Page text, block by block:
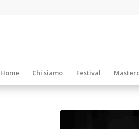
Home Chi siamo Festival